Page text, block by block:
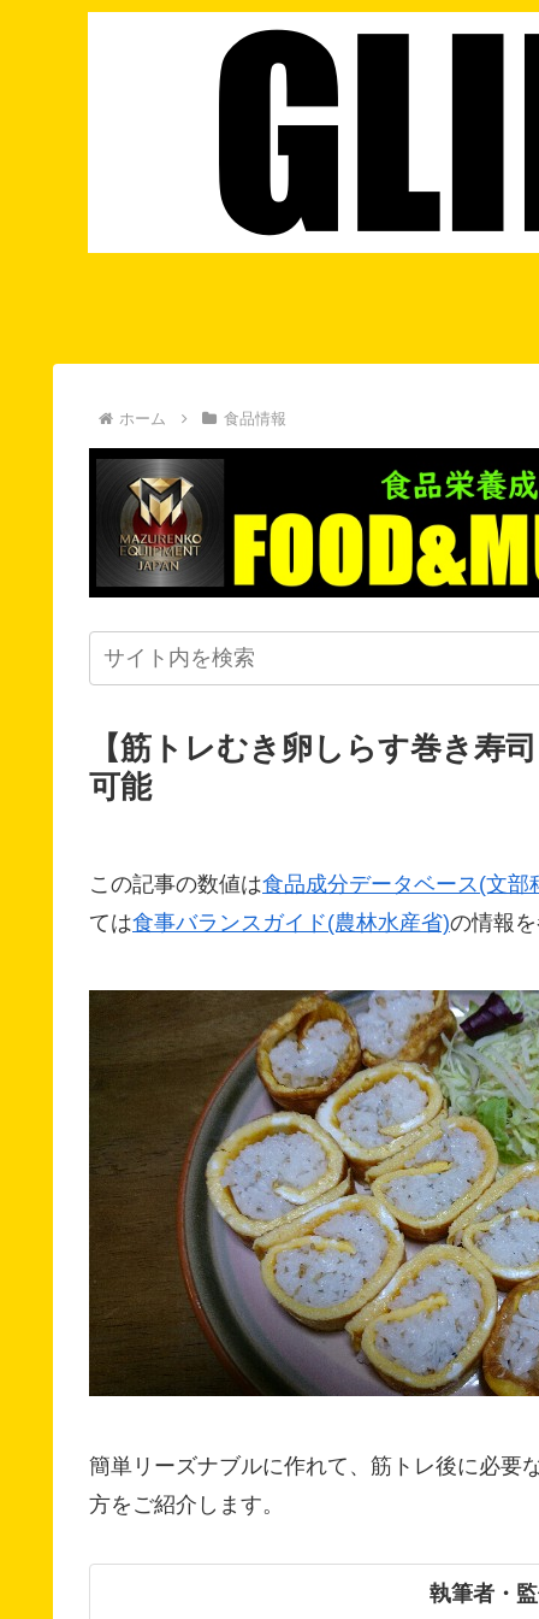
ホーム 食品情報
【筋トレむき卵しらす巻き寿
可能
この記事の数値は食品成分データベース(文部
ては食事バランスガイド(農林水産省)の情報
簡単リーズナブルに作れて、筋トレ後に必要
方をご紹介します。
執筆者・